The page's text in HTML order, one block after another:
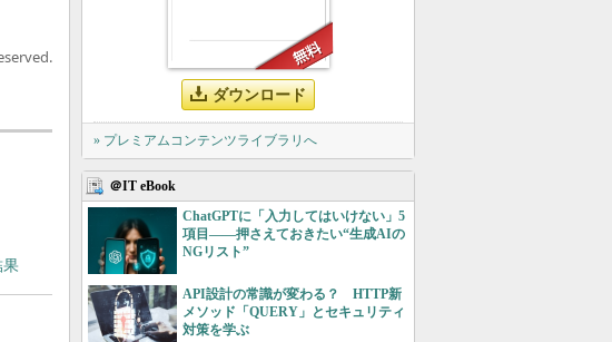
果
ダウンロード
» プレミアムコンテンツライブラリへ
＠IT eBook
ChatGPTに「入力してはいけない」5
項目――押さえておきたい“生成AIの
NGリスト”
API設計の常識が変わる？ HTTP新
メソッド「QUERY」とセキュリティ
対策を学ぶ